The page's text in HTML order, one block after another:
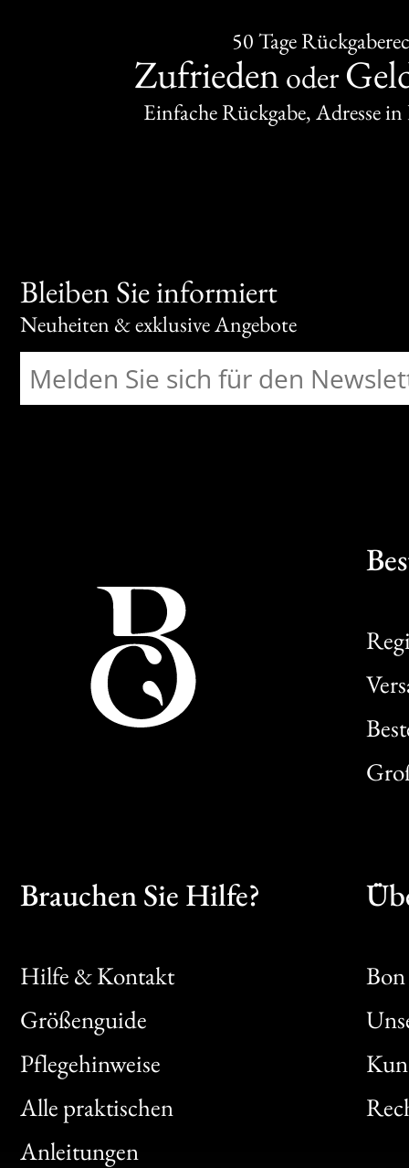
50 Tage
Zufrieden oder
Einfache Rückgabe, Adresse
Bleiben Sie informiert
Neuheiten & exklusive Angebote
Brauchen Sie Hilfe?
Hilfe & Kontakt
Größenguide
Pflegehinweise
Alle praktischen
Anleitungen
Bon
Clic